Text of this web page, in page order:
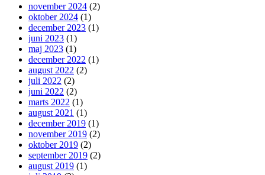
november 2024 (2)
oktober 2024 (1)
december 2023 (1)
juni 2023 (1)
maj 2023 (1)
december 2022 (1)
august 2022 (2)
juli 2022 (2)
juni 2022 (2)
marts 2022 (1)
august 2021 (1)
december 2019 (1)
november 2019 (2)
oktober 2019 (2)
september 2019 (2)
august 2019 (1)